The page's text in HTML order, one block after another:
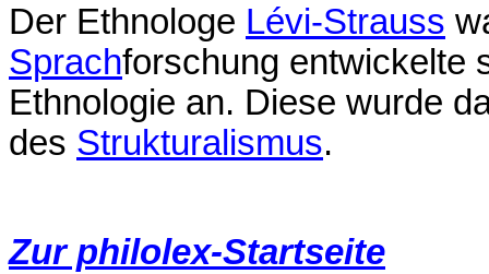
Der Ethnologe Lévi-Strauss
Sprachforschung entwickelte
Ethnologie an. Diese wurde
des Strukturalismus.
Zur philolex-Startseite